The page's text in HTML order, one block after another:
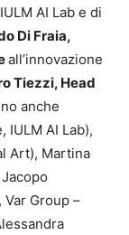
AI Lab e di
Di Fraia,
all’innovazione
Tiezzi, Head
anche
IULM AI Lab),
Art), Martina
Var Group –